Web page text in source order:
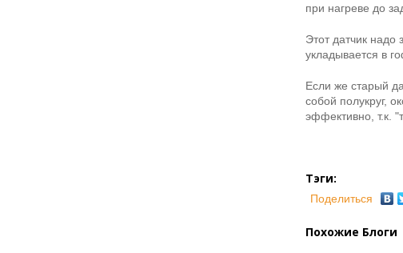
при нагреве до
Этот датчик надо
укладывается в
Если же старый
собой полукруг,
эффективно, т.к.
Тэги:
Поделиться
Похожие Блоги